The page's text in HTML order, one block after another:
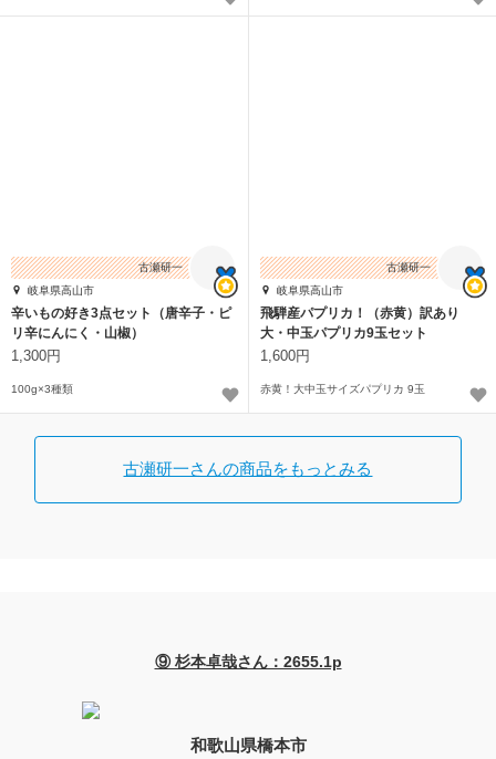
古瀬研一
岐阜県高山市
辛いもの好き3点セット（唐辛子・ピ
リ辛にんにく・山椒）
1,300円
100g×3種類
古瀬研一
岐阜県高山市
飛騨産パプリカ！（赤黄）訳あり
大・中玉パプリカ9玉セット
1,600円
赤黄！大中玉サイズパプリカ 9玉
古瀬研一さんの商品をもっとみる
⑨ 杉本卓哉さん：2655.1p
和歌山県橋本市